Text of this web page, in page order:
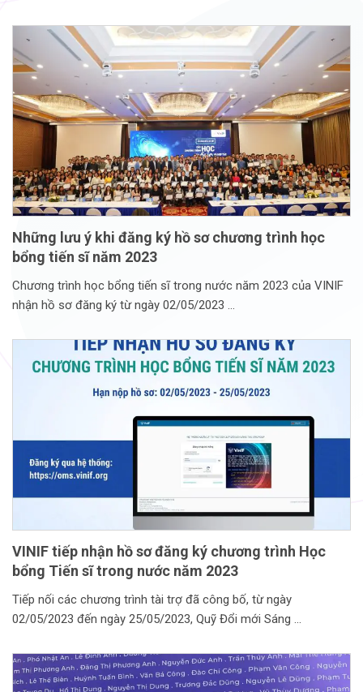
Những lưu ý khi đăng ký hồ sơ chương trình học
bổng tiến sĩ năm 2023
Chương trình học bổng tiến sĩ trong nước năm 2023 của VINIF
nhận hồ sơ đăng ký từ ngày 02/05/2023
VINIF tiếp nhận hồ sơ đăng ký chương trình Học
bổng Tiến sĩ trong nước năm 2023
Tiếp nối các chương trình tài trợ đã công bố, từ ngày
02/05/2023 đến ngày 25/05/2023, Quỹ Đổi mới Sáng